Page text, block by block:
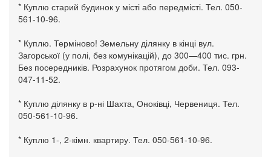
* Куплю старий будинок у місті або передмісті. Тел. 050-
561-10-96.
* Куплю. Терміново! Земельну ділянку в кінці вул.
Загорської (у полі, без комунікацій), до 300—400 тис. грн.
Без посередників. Розрахунок протягом доби. Тел. 093-
047-11-52.
* Куплю ділянку в р-ні Шахта, Оноківці, Червениця. Тел.
050-561-10-96.
* Куплю 1-, 2-кімн. квартиру. Тел. 050-561-10-96.